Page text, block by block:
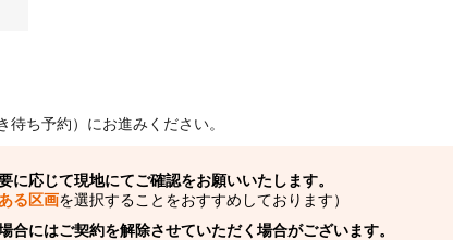
ち予約）にお進みください。
応じて現地にてご確認をお願いいたします。
る区画を選択することをおすすめしております）
にはご契約を解除させていただく場合がございます。